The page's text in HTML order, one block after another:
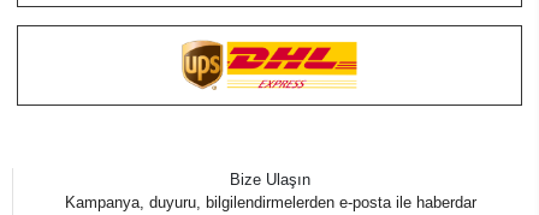
Bize Ulaşın
Kampanya, duyuru, bilgilendirmelerden e-posta ile haberdar